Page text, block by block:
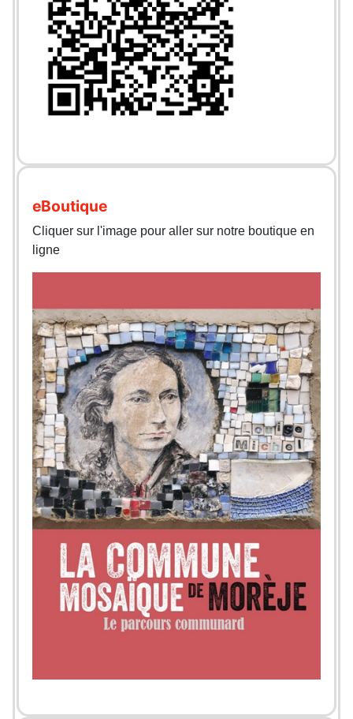
eBoutique
Cliquer sur l'image pour aller sur notre boutique en
ligne